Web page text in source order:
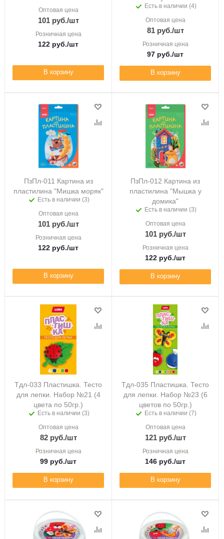
Оптовая цена
101руб./шт
Розничная цена
122 руб./шт
В корзину
Есть в наличии (4)
Оптовая цена
81руб./шт
Розничная цена
97 руб./шт
В корзину
ПзПл-011 Картина из
пластилина "Мишка моряк"
Есть в наличии (3)
Оптовая цена
101руб./шт
Розничная цена
122 руб./шт
В корзину
ПзПл-012 Картина из
пластилина "Мышка у
домика"
Есть в наличии (3)
Оптовая цена
101руб./шт
Розничная цена
122 руб./шт
В корзину
Тдл-033 Пластишка. Тесто
для лепки. Набор №21 (4
цвета по 50гр.)
Есть в наличии (3)
Оптовая цена
82руб./шт
Розничная цена
99 руб./шт
В корзину
Тдл-035 Пластишка. Тесто
для лепки. Набор №23 (6
цветов по 50гр.)
Есть в наличии (7)
Оптовая цена
121руб./шт
Розничная цена
146 руб./шт
В корзину